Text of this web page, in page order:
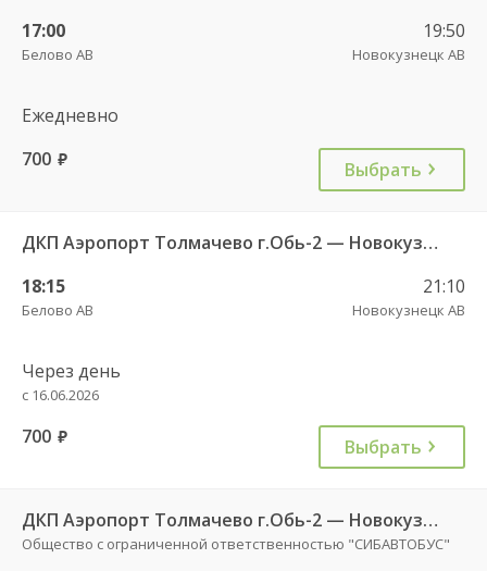
17:00
Белово АВ
19:50
Новокузнецк АВ
Ежедневно
700 руб. Выбрать
ДКП Аэропорт Толмачево г.Обь-2 — Новокузнецк АВ 9430
18:15
Белово АВ
21:10
Новокузнецк АВ
Через день
с 16.06.2026
700 руб. Выбрать
ДКП Аэропорт Толмачево г.Обь-2 — Новокузнецк АВ 10671
Общество с ограниченной ответственностью "СИБАВТОБУС"